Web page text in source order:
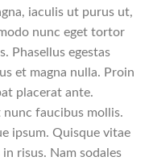
iaculis ut purus ut,
nunc eget tortor
Phasellus egestas
et magna nulla. Proin
placerat ante.
faucibus mollis.
ipsum. Quisque vitae
risus. Nam sodales